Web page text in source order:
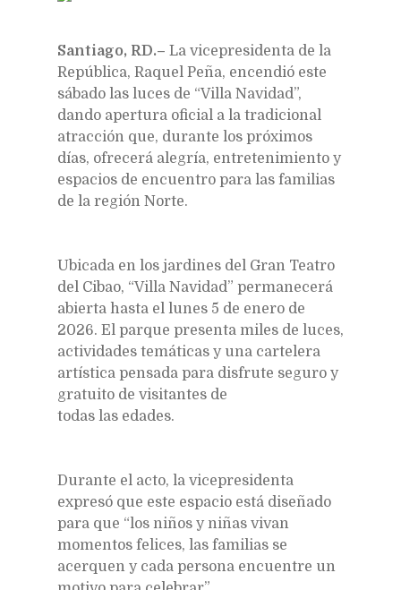
Santiago, RD.– La vicepresidenta de la
República, Raquel Peña, encendió este
sábado las luces de “Villa Navidad”,
dando apertura oficial a la tradicional
atracción que, durante los próximos
días, ofrecerá alegría, entretenimiento y
espacios de encuentro para las familias
de la región Norte.
Ubicada en los jardines del Gran Teatro
del Cibao, “Villa Navidad” permanecerá
abierta hasta el lunes 5 de enero de
2026. El parque presenta miles de luces,
actividades temáticas y una cartelera
artística pensada para disfrute seguro y
gratuito de visitantes de
todas las edades.
Durante el acto, la vicepresidenta
expresó que este espacio está diseñado
para que “los niños y niñas vivan
momentos felices, las familias se
acerquen y cada persona encuentre un